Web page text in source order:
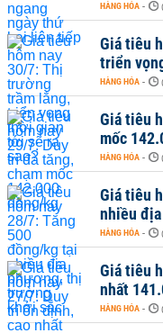
HÀNG HÓA -
Giá tiêu
triển
HÀNG HÓA -
Giá tiêu
mốc
HÀNG HÓA -
Giá tiêu
nhiều
HÀNG HÓA -
Giá tiêu
nhất
HÀNG HÓA -